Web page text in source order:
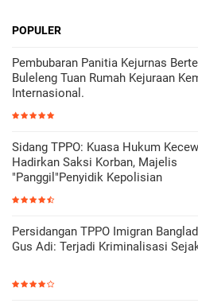
POPULER
Pembubaran Panitia Kejurnas
Buleleng Tuan Rumah Kejuraan
Internasional.
Sidang TPPO: Kuasa Hukum
Hadirkan Saksi Korban, Majelis
"Panggil"Penyidik Kepolisian
Persidangan TPPO Imigran
Gus Adi: Terjadi Kriminalisasi